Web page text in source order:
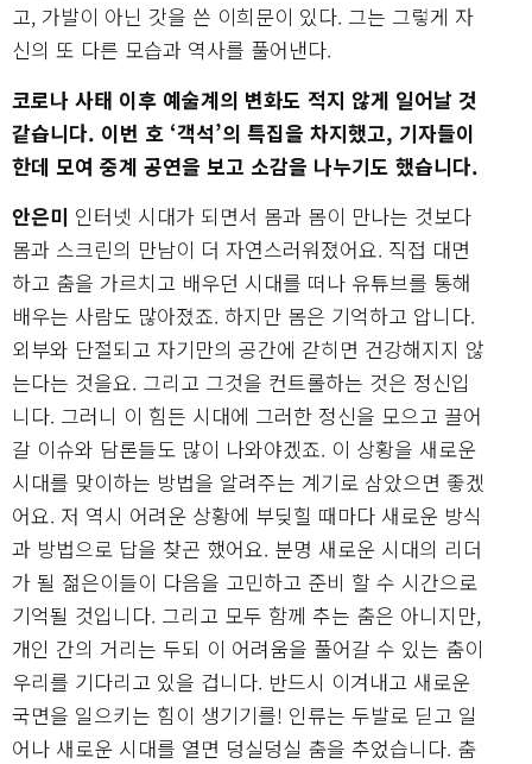
고, 가발이 아닌 갓을 쓴 이희문이 있다. 그는 그렇게 자
신의 또 다른 모습과 역사를 풀어낸다.
코로나 사태 이후 예술계의 변화도 적지 않게 일어날 것
같습니다. 이번 호 ‘객석’의 특집을 차지했고, 기자들이
한데 모여 중계 공연을 보고 소감을 나누기도 했습니다.
안은미 인터넷 시대가 되면서 몸과 몸이 만나는 것보다
몸과 스크린의 만남이 더 자연스러워졌어요. 직접 대면
하고 춤을 가르치고 배우던 시대를 떠나 유튜브를 통해
배우는 사람도 많아졌죠. 하지만 몸은 기억하고 압니다.
외부와 단절되고 자기만의 공간에 갇히면 건강해지지 않
는다는 것을요. 그리고 그것을 컨트롤하는 것은 정신입
니다. 그러니 이 힘든 시대에 그러한 정신을 모으고 끌어
갈 이슈와 담론들도 많이 나와야겠죠. 이 상황을 새로운
시대를 맞이하는 방법을 알려주는 계기로 삼았으면 좋겠
어요. 저 역시 어려운 상황에 부딪힐 때마다 새로운 방식
과 방법으로 답을 찾곤 했어요. 분명 새로운 시대의 리더
가 될 젊은이들이 다음을 고민하고 준비 할 수 시간으로
기억될 것입니다. 그리고 모두 함께 추는 춤은 아니지만,
개인 간의 거리는 두되 이 어려움을 풀어갈 수 있는 춤이
우리를 기다리고 있을 겁니다. 반드시 이겨내고 새로운
국면을 일으키는 힘이 생기기를! 인류는 두발로 딛고 일
어나 새로운 시대를 열면 덩실덩실 춤을 추었습니다. 춤